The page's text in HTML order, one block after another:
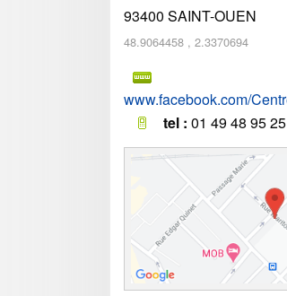
93400 SAINT-OUEN
48.9064458 , 2.3370694
tel : 01 49 48 95 25